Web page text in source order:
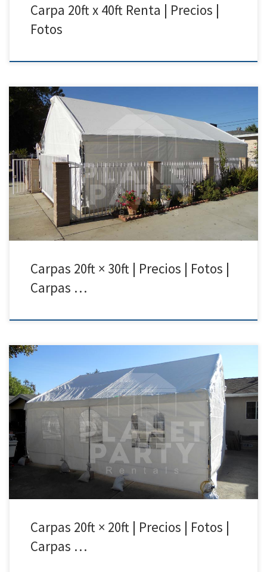
Carpa 20ft x 40ft Renta | Precios |
Fotos
20ft x 30ft Carpa | Precios | Fotos – Party Tent Rentals 818 207 8502 20ft
x 30ft Carpa Precio de Renta 20ft x 30ft Carpa $300.00 Tent | Party Tent
Rentals San Fernando Valley | Simi Valley| Santa Clarita| Van Nuys
Carpa para Rentar | Fotos | Precios
Carpas 20ft × 30ft | Precios | Fotos |
Carpas …
20ft x 20ft Carpa | Precios | Fotos – Party Tent Rentals 818 207 8502 20ft
x 20ft Carpa Precio de Renta 20ft x 20ft Carpa $250.00 Carpas para
Rentar | Party Tent Rentals | San Fernando Valley | Simi Valley| Santa
Clarita| Van Nuys | Fotos y Precios | […]
Carpas 20ft × 20ft | Precios | Fotos |
Carpas …